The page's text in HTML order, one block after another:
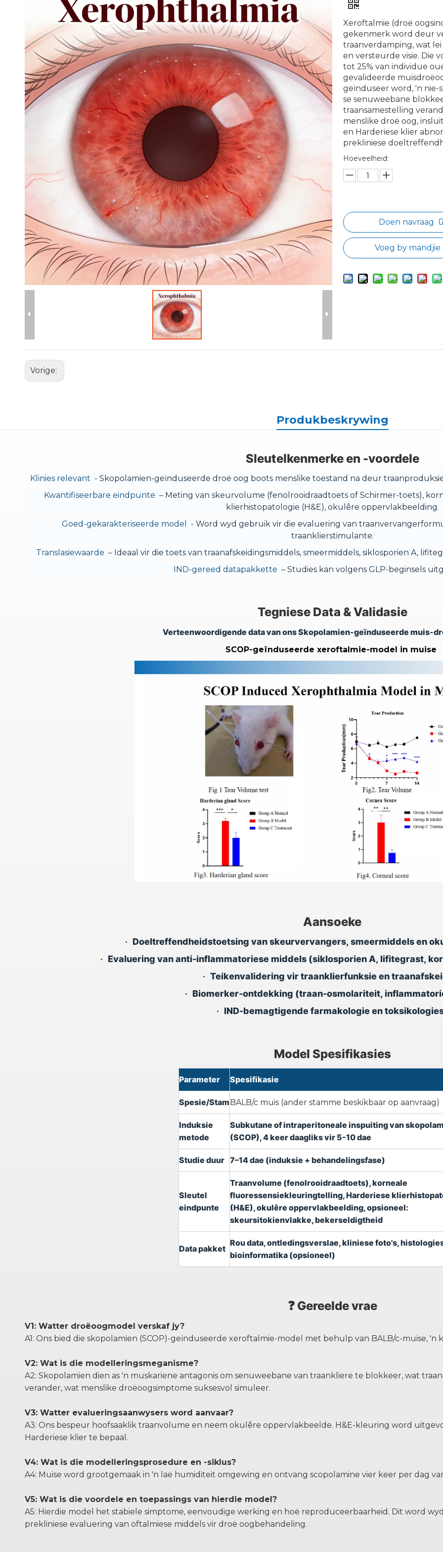
Xeroftalmie (droë
gekenmerk word deur
traanverdamping, wat
en versteurde visie. Die
tot 25% van individue
gevalideerde
geïnduseer word, 'n nie-
se senuweebane
traansamestelling
menslike droë oog,
en Harderiese klier
prekliniese
Hoeveelheid:
Doen navraag
Voeg by mandjie
Vorige:
Produkbeskrywing
Sleutelkenmerke en -voordele
Klinies relevant - Skopolamien-geïnduseerde droë oog boots menslike toestand na deur
Kwantifiseerbare eindpunte – Meting van skeurvolume (fenolrooidraadtoets of Schirmer-toets),
klierhistopatologie (H&E), okulêre oppervlakbeelding.
Goed-gekarakteriseerde model
- Word wyd gebruik vir die evaluering van
traanklierstimulante.
Translasiewaarde – Ideaal vir die toets van traanafskeidingsmiddels, smeermiddels, siklosporien A,
IND-gereed datapakkette – Studies kan volgens GLP-beginsels
Tegniese Data & Validasie
Verteenwoordigende data van ons Skopolamien-geïnduseerde muis-
SCOP-geïnduseerde xeroftalmie-model in muise
Aansoeke
• Doeltreffendheidstoetsing van skeurvervangers, smeermiddels en
• Evaluering van anti-inflammatoriese middels (siklosporien A, lifitegrast,
• Teikenvalidering vir traanklierfunksie en
• Biomerker-ontdekking (traan-osmolariteit,
• IND-bemagtigende farmakologie en
Model Spesifikasies
Parameter Spesifikasie
Spesie/StamBALB/c muis (ander stamme beskikbaar op aanvraag)
Induksie
metode
Subkutane of intraperitoneale inspuiting van
(SCOP), 4 keer daagliks vir 5-10 dae
Studie duur 7–14 dae (induksie + behandelingsfase)
Sleutel
eindpunte
Traanvolume (fenolrooidraadtoets), korneale
fluoressensiekleuringtelling, Harderiese
(H&E), okulêre oppervlakbeelding, opsioneel:
skeursitokienvlakke, bekerseldigtheid
Data pakket
Rou data, ontledingsverslae, kliniese foto's,
bioinformatika (opsioneel)
❓ Gereelde vrae
V1: Watter droëoogmodel verskaf jy?
A1: Ons bied die skopolamien (SCOP)-geïnduseerde xeroftalmie-model met behulp van BALB/c-muise, 'n
V2: Wat is die modelleringsmeganisme?
A2: Skopolamien dien as 'n muskariene antagonis om senuweebane van traankliere te blokkeer, wat
verander, wat menslike droëoogsimptome suksesvol simuleer.
V3: Watter evalueringsaanwysers word aanvaar?
A3: Ons bespeur hoofsaaklik traanvolume en neem okulêre oppervlakbeelde. H&E-kleuring word
Harderiese klier te bepaal.
V4: Wat is die modelleringsprosedure en -siklus?
A4: Muise word grootgemaak in 'n lae humiditeit omgewing en ontvang scopolamine vier keer per dag
V5: Wat is die voordele en toepassings van hierdie model?
A5: Hierdie model het stabiele simptome, eenvoudige werking en hoë reproduceerbaarheid. Dit word
prekliniese evaluering van oftalmiese middels vir droë oogbehandeling.